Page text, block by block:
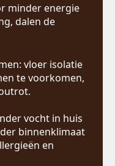
minder energie
dalen de
vloer isolatie
te voorkomen,
vocht in huis
binnenklimaat
en